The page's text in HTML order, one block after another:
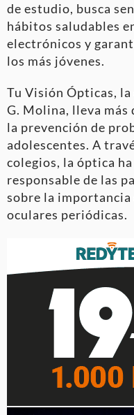
de estudio, busca
hábitos saludables
electrónicos y
los más jóvenes.
Tu Visión Ópticas,
G. Molina, lleva más
la prevención de
adolescentes. A
colegios, la óptica
responsable de las
sobre la
oculares periódicas.